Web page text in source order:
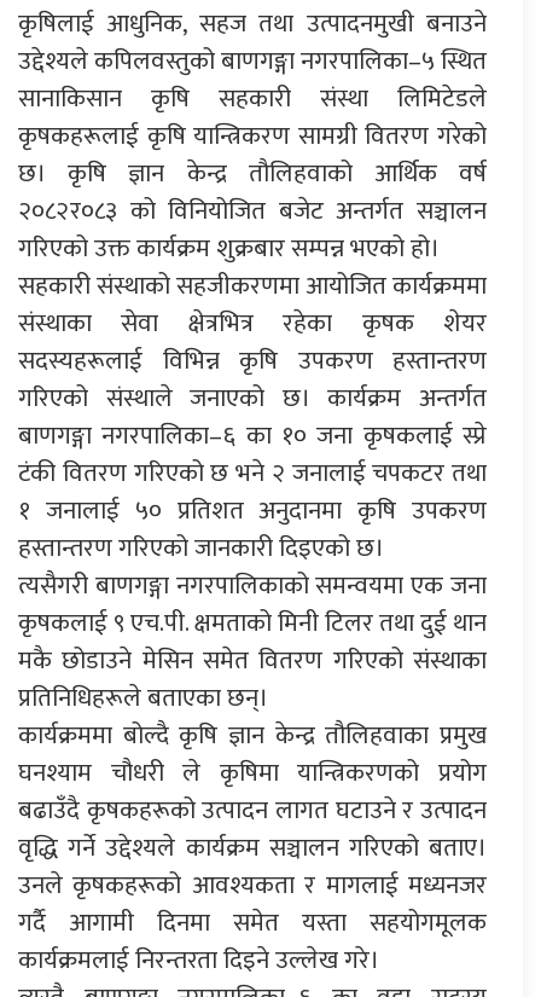
कृषिलाई आधुनिक, सहज तथा उत्पादनमुखी बनाउने
उद्देश्यले कपिलवस्तुको बाणगङ्गा नगरपालिका–५ स्थित
सानाकिसान कृषि सहकारी संस्था लिमिटेडले
कृषकहरूलाई कृषि यान्त्रिकरण सामग्री वितरण गरेको
छ। कृषि ज्ञान केन्द्र तौलिहवाको आर्थिक वर्ष
२०८२र०८३ को विनियोजित बजेट अन्तर्गत सञ्चालन
गरिएको उक्त कार्यक्रम शुक्रबार सम्पन्न भएको हो।
सहकारी संस्थाको सहजीकरणमा आयोजित कार्यक्रममा
संस्थाका सेवा क्षेत्रभित्र रहेका कृषक शेयर
सदस्यहरूलाई विभिन्न कृषि उपकरण हस्तान्तरण
गरिएको संस्थाले जनाएको छ। कार्यक्रम अन्तर्गत
बाणगङ्गा नगरपालिका–६ का १० जना कृषकलाई स्प्रे
टंकी वितरण गरिएको छ भने २ जनालाई चपकटर तथा
१ जनालाई ५० प्रतिशत अनुदानमा कृषि उपकरण
हस्तान्तरण गरिएको जानकारी दिइएको छ।
त्यसैगरी बाणगङ्गा नगरपालिकाको समन्वयमा एक जना
कृषकलाई ९ एच.पी. क्षमताको मिनी टिलर तथा दुई थान
मकै छोडाउने मेसिन समेत वितरण गरिएको संस्थाका
प्रतिनिधिहरूले बताएका छन्।
कार्यक्रममा बोल्दै कृषि ज्ञान केन्द्र तौलिहवाका प्रमुख
घनश्याम चौधरी ले कृषिमा यान्त्रिकरणको प्रयोग
बढाउँदै कृषकहरूको उत्पादन लागत घटाउने र उत्पादन
वृद्धि गर्ने उद्देश्यले कार्यक्रम सञ्चालन गरिएको बताए।
उनले कृषकहरूको आवश्यकता र मागलाई मध्यनजर
गर्दै आगामी दिनमा समेत यस्ता सहयोगमूलक
कार्यक्रमलाई निरन्तरता दिइने उल्लेख गरे।